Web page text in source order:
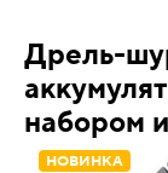
Дрель-
набором
НОВИНКА